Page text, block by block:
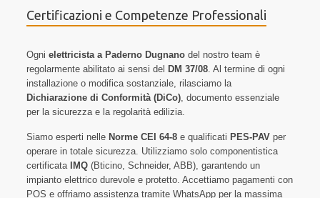
Certificazioni e Competenze Professionali
Ognielettricista a Paderno Dugnano del nostro team è
regolarmente abilitato ai sensi del DM 37/08. Al termine di ogni
installazione o modifica sostanziale, rilasciamo la
Dichiarazione di Conformità (DiCo), documento essenziale
per la sicurezza e la regolarità edilizia.
Siamo esperti nelle Norme CEI 64-8 e qualificati PES-PAV per
operare in totale sicurezza. Utilizziamo solo componentistica
certificata IMQ (Bticino, Schneider, ABB), garantendo un
impianto elettrico durevole e protetto. Accettiamo pagamenti con
POS e offriamo assistenza tramite WhatsApp per la massima